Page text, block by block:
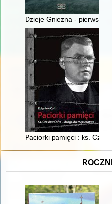
Dzieje Gniezna - pierwszej
Paciorki pamięci : ks.